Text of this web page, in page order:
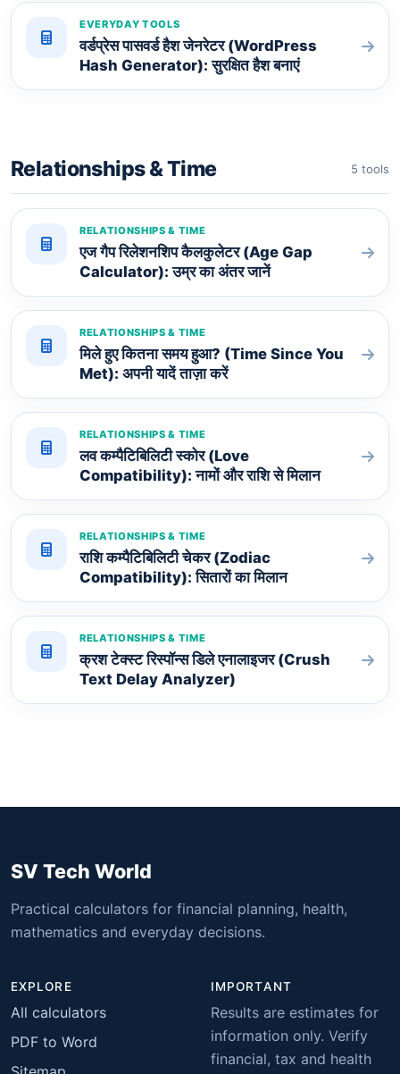
EVERYDAY TOOLS
वर्डप्रेस पासवर्ड हैश जेनरेटर (WordPress
Hash Generator): सुरक्षित हैश बनाएं
Relationships & Time 5 tools
RELATIONSHIPS & TIME
एज गैप रिलेशनशिप कैलकुलेटर (Age Gap
Calculator): उम्र का अंतर जानें
RELATIONSHIPS & TIME
मिले हुए कितना समय हुआ? (Time Since You
Met): अपनी यादें ताज़ा करें
RELATIONSHIPS & TIME
लव कम्पैटिबिलिटी स्कोर (Love
Compatibility): नामों और राशि से मिलान
RELATIONSHIPS & TIME
राशि कम्पैटिबिलिटी चेकर (Zodiac
Compatibility): सितारों का मिलान
RELATIONSHIPS & TIME
क्रश टेक्स्ट रिस्पॉन्स डिले एनालाइजर (Crush
Text Delay Analyzer)
SV Tech World
Practical calculators for financial planning, health,
mathematics and everyday decisions.
EXPLORE
All calculators
PDF to Word
IMPORTANT
Results are estimates for
information only. Verify
financial, tax and health